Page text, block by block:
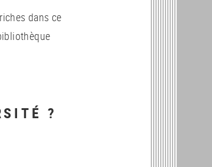
dans ce
?